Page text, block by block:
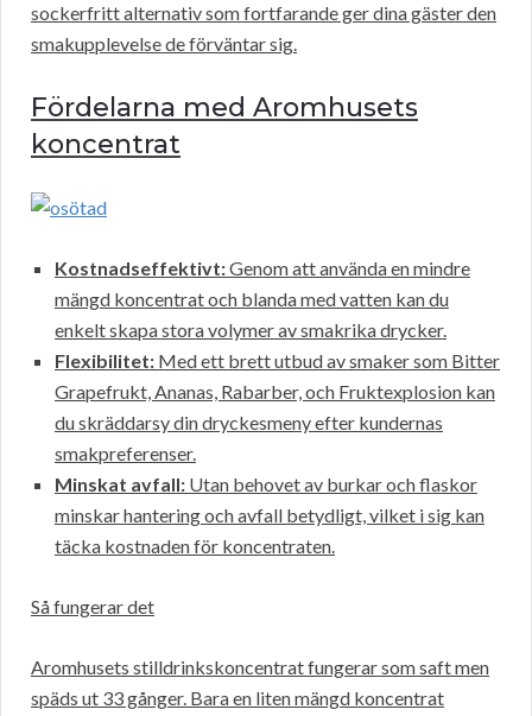
sockerfritt alternativ som fortfarande ger dina gäster den
smakupplevelse de förväntar sig.
Fördelarna med Aromhusets
koncentrat
Kostnadseffektivt:Genom att använda en mindre
mängd koncentrat och blanda med vatten kan du
enkelt skapa stora volymer av smakrika drycker.
Flexibilitet: Med ett brett utbud av smaker som Bitter
Grapefrukt, Ananas, Rabarber, och Fruktexplosion kan
du skräddarsy din dryckesmeny efter kundernas
smakpreferenser.
Minskat avfall: Utan behovet av burkar och flaskor
minskar hantering och avfall betydligt, vilket i sig kan
täcka kostnaden för koncentraten.
Så fungerar det
Aromhusets stilldrinkskoncentrat fungerar som saft men
späds ut 33 gånger. Bara en liten mängd koncentrat